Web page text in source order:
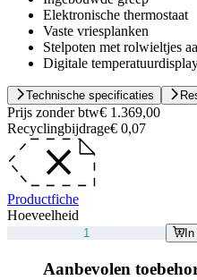
Elektronische thermostaat
Vaste vriesplanken
Stelpoten met rolwieltjes
Digitale
Technische specificaties
Prijs zonder btw€ 1.369,00
Recyclingbijdrage€ 0,07
Productfiche
Hoeveelheid
In
Aanbevolen